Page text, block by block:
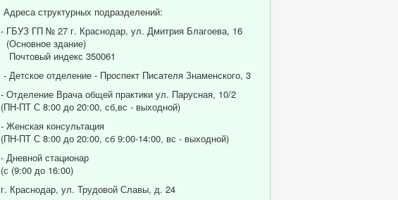
Адреса структурных подразделений:
- ГБУЗ ГП № 27 г. Краснодар, ул. Дмитрия Благоева, 16
(Основное здание)
Почтовый индекс 350061
- Детское отделение - Проспект Писателя Знаменского, 3
- Отделение Врача общей практики ул. Парусная, 10/2
(ПН-ПТ С 8:00 до 20:00, сб,вс - выходной)
- Женская консультация
(ПН-ПТ С 8:00 до 20:00, сб 9:00-14:00, вс - выходной)
- Дневной стационар
(с (9:00 до 16:00)
г. Краснодар, ул. Трудовой Славы, д. 24